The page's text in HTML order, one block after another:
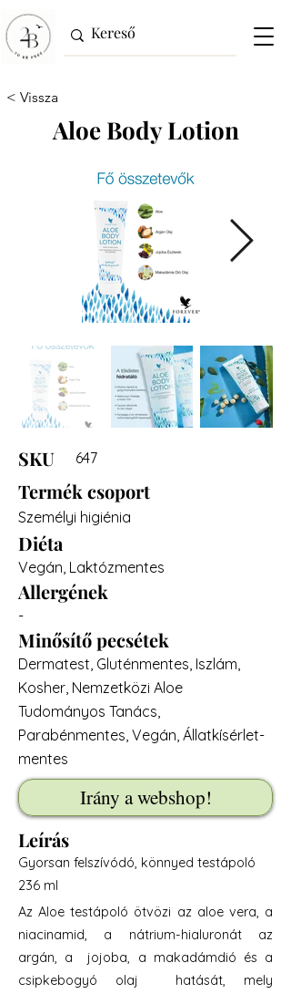
< Vissza
Aloe Body Lotion
SKU 647
Termék csoport
Személyi higiénia
Diéta
Vegán, Laktózmentes
Allergének
-
Minősítő pecsétek
Dermatest, Gluténmentes, Iszlám,
Kosher, Nemzetközi Aloe
Tudományos Tanács,
Parabénmentes, Vegán, Állatkísérlet-
mentes
Irány a webshop!
Leírás
Gyorsan felszívódó, könnyed testápoló
236 ml
Az Aloe testápoló ötvözi az aloe vera, a
niacinamid, a nátrium-hialuronát az
argán, a jojoba, a makadámdió és a
csipkebogyó olaj hatását, mely